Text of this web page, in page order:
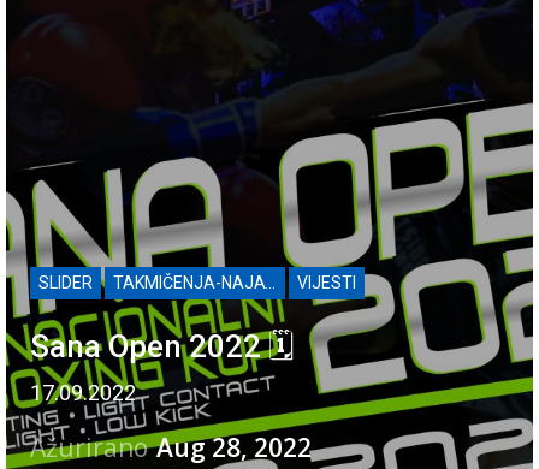
SLIDER VIJESTI
Sana Open 2022 🗓
17.09.2022
AžuriranoAug 28, 2022